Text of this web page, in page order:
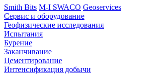
Smith Bits M-I SWACO Geoservices
Сервис и оборудование
Геофизические исследования
Испытания
Бурение
Заканчивание
Цементирование
Интенсификация добычи